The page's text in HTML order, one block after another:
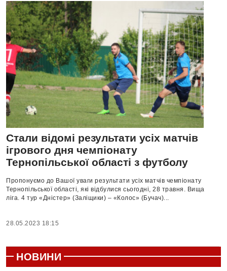
Стали відомі результати усіх матчів
ігрового дня чемпіонату
Тернопільської області з футболу
Пропонуємо до Вашої уваги результати усіх матчів чемпіонату
Тернопільської області, які відбулися сьогодні, 28 травня. Вища
ліга. 4 тур «Дністер» (Заліщики) – «Колос» (Бучач)...
28.05.2023 18:15
НОВИНИ